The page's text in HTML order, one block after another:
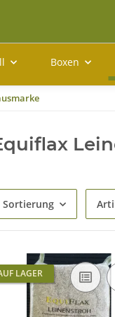
Boxen
Sortierung
LAGER